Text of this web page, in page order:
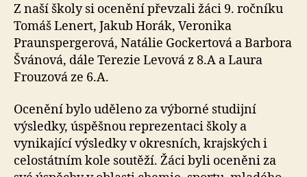
Z naší školy si ocenění převzali žáci 9. ročníku
Tomáš Lenert, Jakub Horák, Veronika
Praunspergerová, Natálie Gockertová a Barbora
Švánová, dále Terezie Levová z 8.A a Laura
Frouzová ze 6.A.
Ocenění bylo uděleno za výborné studijní
výsledky, úspěšnou reprezentaci školy a
vynikající výsledky v okresních, krajských i
celostátním kole soutěží. Žáci byli oceněni za